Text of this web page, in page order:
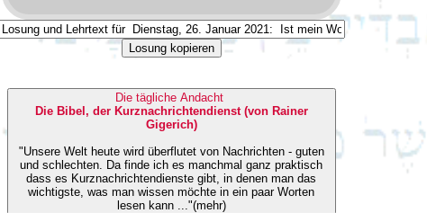
Losung kopieren
Die tägliche Andacht
Die Bibel, der Kurznachrichtendienst (von Rainer
Gigerich)
"Unsere Welt heute wird überflutet von Nachrichten - guten
und schlechten. Da finde ich es manchmal ganz praktisch
dass es Kurznachrichtendienste gibt, in denen man das
wichtigste, was man wissen möchte in ein paar Worten
lesen kann ..."(mehr)